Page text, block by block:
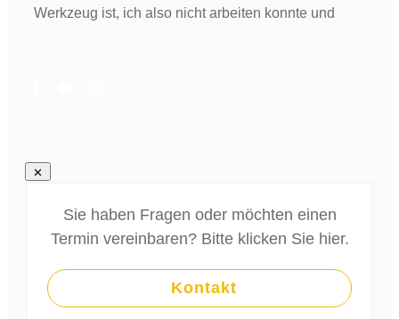
Werkzeug ist, ich also nicht arbeiten konnte und
Sie haben Fragen oder möchten einen
Termin vereinbaren? Bitte klicken Sie hier.
Kontakt